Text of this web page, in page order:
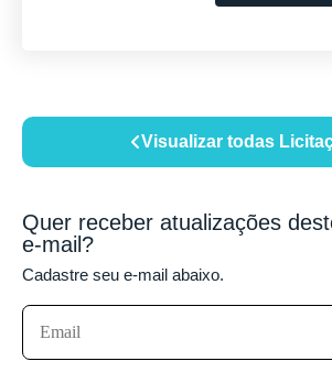
Visualizar todas
Quer receber atualizações
e-mail?
Cadastre seu e-mail abaixo.